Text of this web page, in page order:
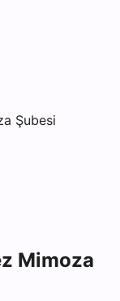
Şubesi
Mimoza